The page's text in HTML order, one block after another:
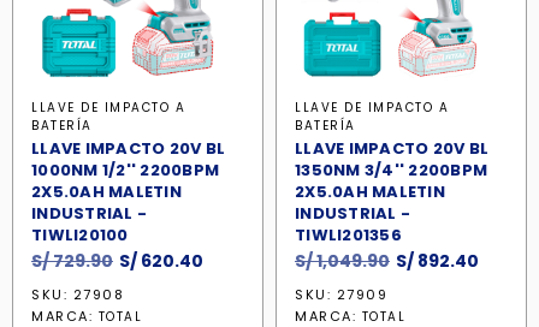
LLAVE DE IMPACTO A
BATERÍA
LLAVE IMPACTO 20V BL
1000NM 1/2'' 2200BPM
2X5.0AH MALETIN
INDUSTRIAL -
TIWLI20100
S/729.90 El
precio
original
S/ 620.40
SKU: 27908
MARCA: TOTAL
LLAVE DE IMPACTO A
BATERÍA
LLAVE IMPACTO 20V BL
1350NM 3/4'' 2200BPM
2X5.0AH MALETIN
INDUSTRIAL -
TIWLI201356
S/1,049.90 El
original
S/ 892.40
SKU: 27909
MARCA: TOTAL